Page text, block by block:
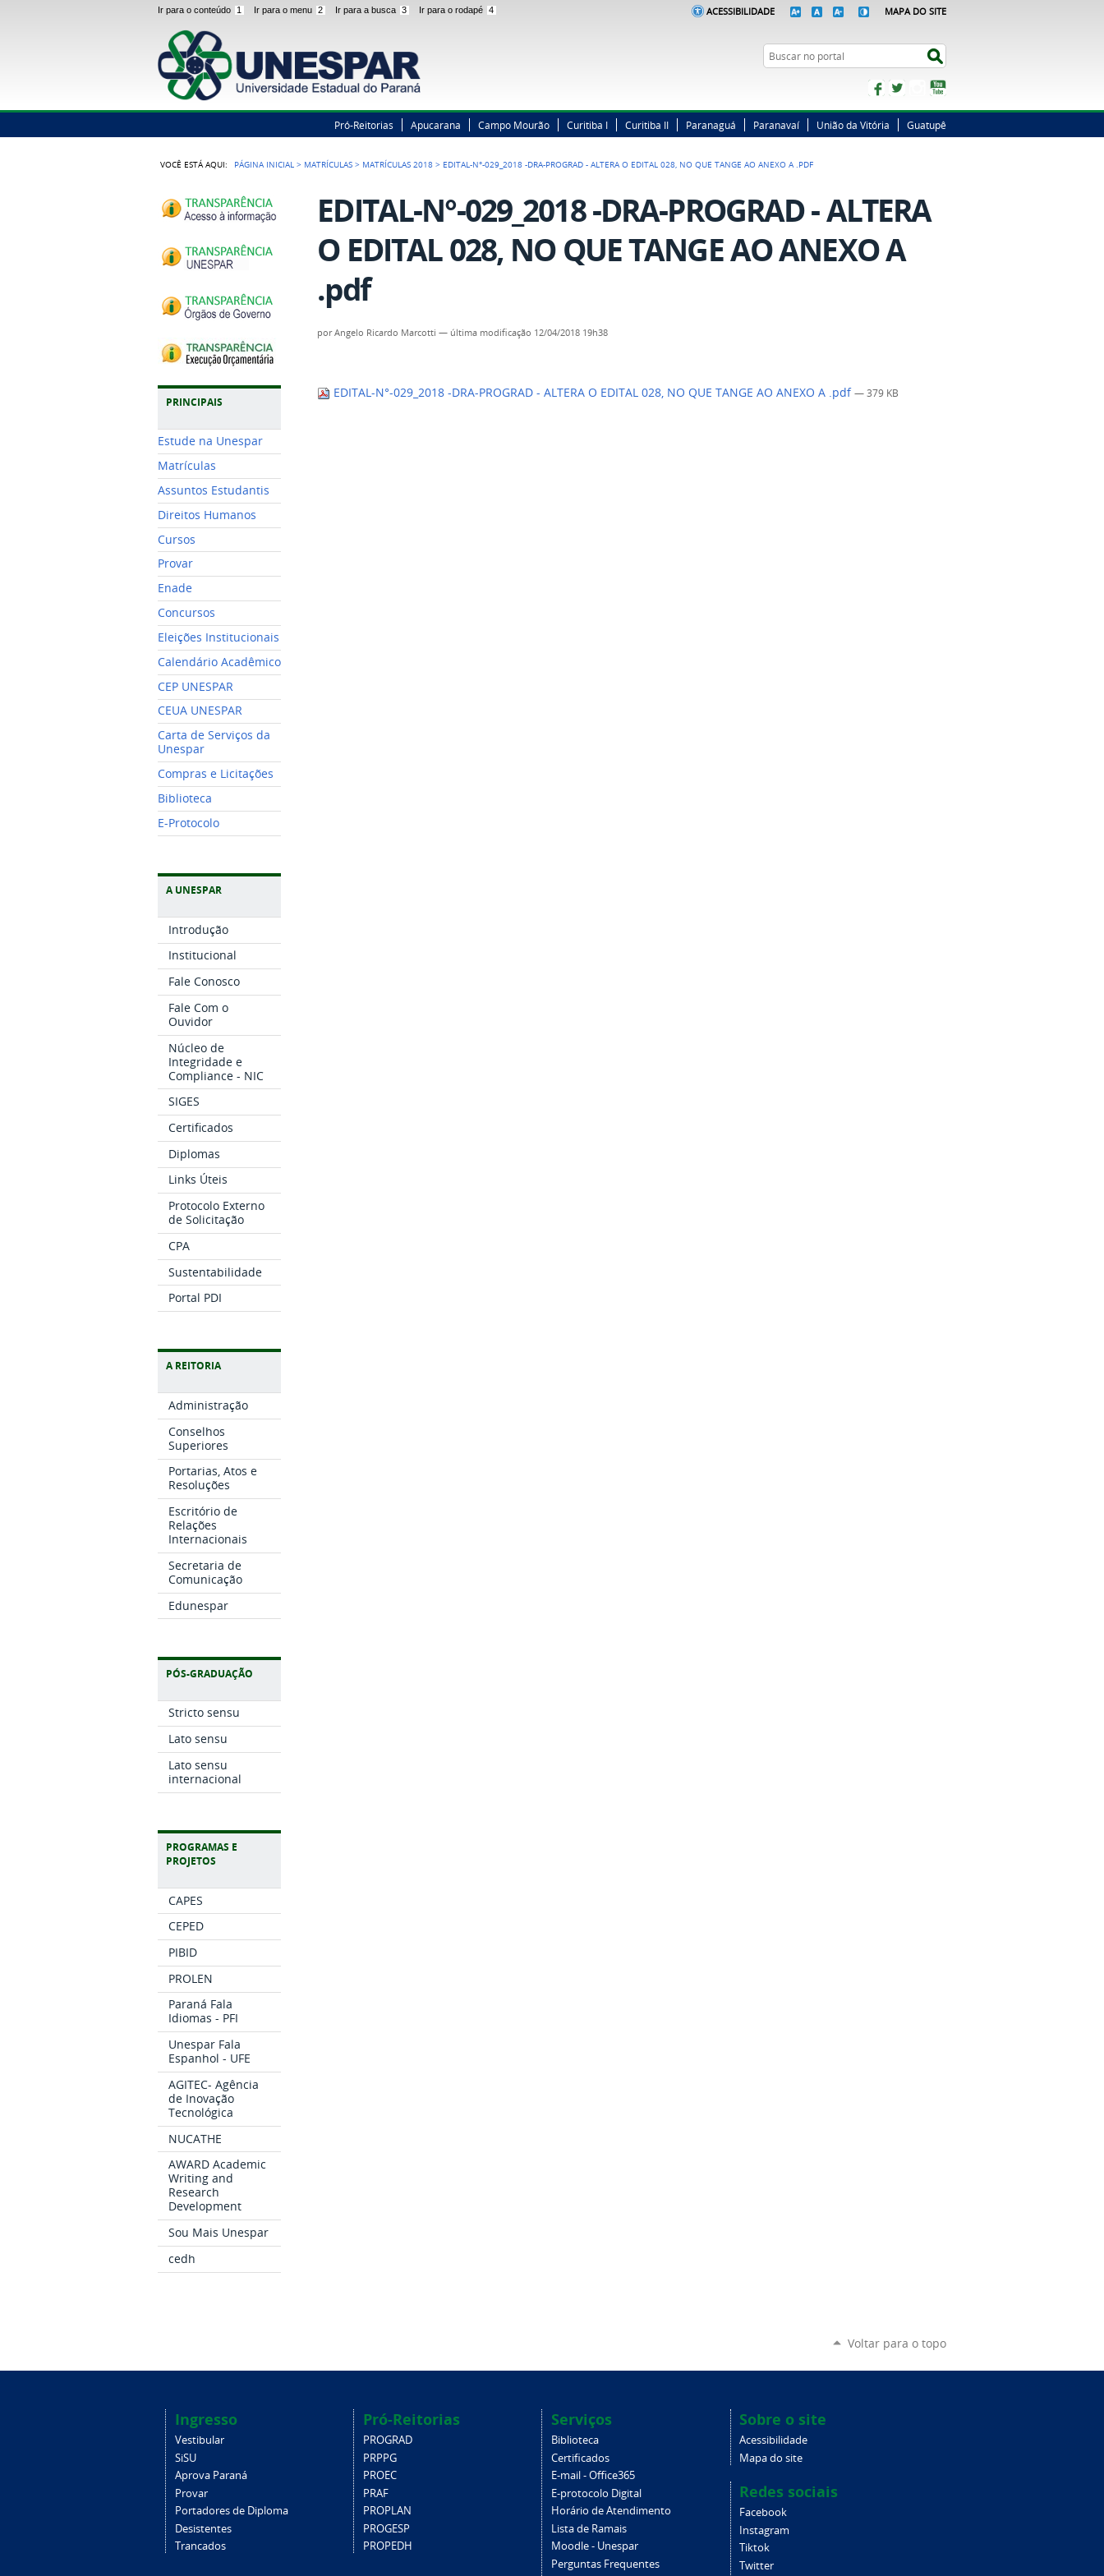
Ir para o conteúdo 1 Ir para o menu 2 Ir para a busca 3 Ir para o rodapé 4 ACESSIBILIDADE MAPA DO SITE
Busca
FacebookTwitterInstagram
Pró-Reitorias Apucarana Campo Mourão Curitiba I Curitiba II Paranaguá Paranavaí União da Vitória Guatupê
VOCÊ ESTÁ AQUI: PÁGINA INICIAL > MATRÍCULAS > MATRÍCULAS 2018 > EDITAL-N°-029_2018 -DRA-PROGRAD - ALTERA O EDITAL 028, NO QUE TANGE AO ANEXO A .PDF
PRINCIPAIS
Estude na Unespar
Matrículas
Assuntos Estudantis
Direitos Humanos
Cursos
Provar
Enade
Concursos
Eleições Institucionais
Calendário Acadêmico
CEP UNESPAR
CEUA UNESPAR
Carta de Serviços da
Unespar
Compras e Licitações
Biblioteca
E-Protocolo
A UNESPAR
Introdução
Institucional
Fale Conosco
Fale Com o
Ouvidor
Núcleo de
Integridade e
Compliance - NIC
SIGES
Certificados
Diplomas
Links Úteis
Protocolo Externo
de Solicitação
CPA
Sustentabilidade
Portal PDI
A REITORIA
Administração
Conselhos
Superiores
Portarias, Atos e
Resoluções
Escritório de
Relações
Internacionais
Secretaria de
Comunicação
Edunespar
PÓS-GRADUAÇÃO
Stricto sensu
Lato sensu
Lato sensu
internacional
PROGRAMAS E
PROJETOS
CAPES
CEPED
PIBID
PROLEN
Paraná Fala
Idiomas - PFI
Unespar Fala
Espanhol - UFE
AGITEC- Agência
de Inovação
Tecnológica
NUCATHE
AWARD Academic
Writing and
Research
Development
Sou Mais Unespar
cedh
EDITAL-N°-029_2018 -DRA-PROGRAD - ALTERA
O EDITAL 028, NO QUE TANGE AO ANEXO A
.pdf
porAngelo Ricardo Marcotti — última modificação 12/04/2018 19h38
EDITAL-N°-029_2018 -DRA-PROGRAD - ALTERA O EDITAL 028, NO QUE TANGE AO ANEXO A .pdf— 379 KB
Voltar para o topo
Ingresso
Vestibular
SiSU
Aprova Paraná
Provar
Portadores de Diploma
Desistentes
Trancados
Pró-Reitorias
PROGRAD
PRPPG
PROEC
PRAF
PROPLAN
PROGESP
PROPEDH
Serviços
Biblioteca
Certificados
E-mail - Office365
E-protocolo Digital
Horário de Atendimento
Lista de Ramais
Moodle - Unespar
Perguntas Frequentes
Sobre o site
Acessibilidade
Mapa do site
Redes sociais
Facebook
Instagram
Tiktok
Twitter